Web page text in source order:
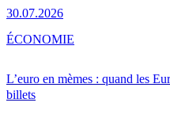
30.07.2026
L’euro en mèmes : quand les
billets
ÉCONOMIE